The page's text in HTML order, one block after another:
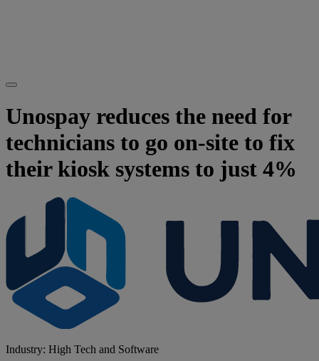
Unospay reduces the need for
technicians to go on-site to fix
their kiosk systems to just 4%
Industry: High Tech and Software